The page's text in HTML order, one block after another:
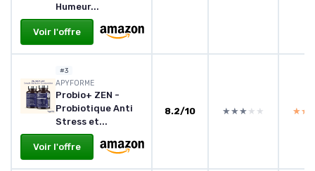
Humeur...
Voir l'offre
#3
APYFORME
Probio+ ZEN -
Probiotique Anti
Stress et...
Voir l'offre
8.2/10 ★★★★★
★★★★★